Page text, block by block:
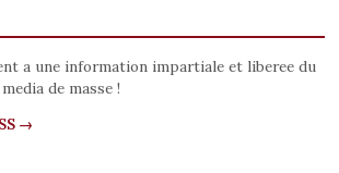
a une information impartiale et liberee du
de masse !
→